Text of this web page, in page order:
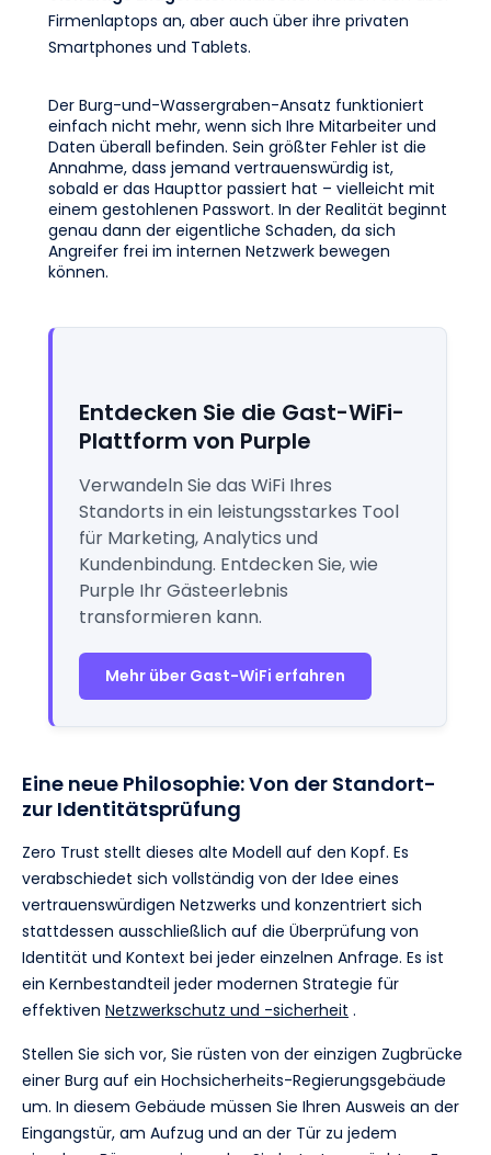
Firmenlaptops an, aber auch über ihre privaten
Smartphones und Tablets.
Der Burg-und-Wassergraben-Ansatz funktioniert
einfach nicht mehr, wenn sich Ihre Mitarbeiter und
Daten überall befinden. Sein größter Fehler ist die
Annahme, dass jemand vertrauenswürdig ist,
sobald er das Haupttor passiert hat – vielleicht mit
einem gestohlenen Passwort. In der Realität beginnt
genau dann der eigentliche Schaden, da sich
Angreifer frei im internen Netzwerk bewegen
können.
Entdecken Sie die Gast-WiFi-
Plattform von Purple
Verwandeln Sie das WiFi Ihres
Standorts in ein leistungsstarkes Tool
für Marketing, Analytics und
Kundenbindung. Entdecken Sie, wie
Purple Ihr Gästeerlebnis
transformieren kann.
Mehr über Gast-WiFi erfahren
Eine neue Philosophie: Von der Standort-
zur Identitätsprüfung
Zero Trust stellt dieses alte Modell auf den Kopf. Es
verabschiedet sich vollständig von der Idee eines
vertrauenswürdigen Netzwerks und konzentriert sich
stattdessen ausschließlich auf die Überprüfung von
Identität und Kontext bei jeder einzelnen Anfrage. Es ist
ein Kernbestandteil jeder modernen Strategie für
effektiven Netzwerkschutz und -sicherheit .
Stellen Sie sich vor, Sie rüsten von der einzigen Zugbrücke
einer Burg auf ein Hochsicherheits-Regierungsgebäude
um. In diesem Gebäude müssen Sie Ihren Ausweis an der
Eingangstür, am Aufzug und an der Tür zu jedem